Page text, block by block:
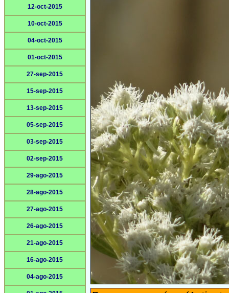
12-oct-2015
10-oct-2015
04-oct-2015
01-oct-2015
27-sep-2015
15-sep-2015
13-sep-2015
05-sep-2015
03-sep-2015
02-sep-2015
29-ago-2015
28-ago-2015
27-ago-2015
26-ago-2015
21-ago-2015
16-ago-2015
04-ago-2015